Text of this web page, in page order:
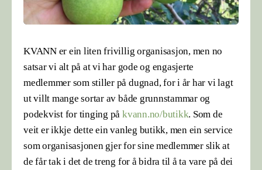
KVANN er ein liten frivillig organisasjon, men no
satsar vi alt på at vi har gode og engasjerte
medlemmer som stiller på dugnad, for i år har vi lagt
ut villt mange sortar av både grunnstammar og
podekvist for tinging på kvann.no/butikk. Som de
veit er ikkje dette ein vanleg butikk, men ein service
som organisasjonen gjer for sine medlemmer slik at
de får tak i det de treng for å bidra til å ta vare på dei